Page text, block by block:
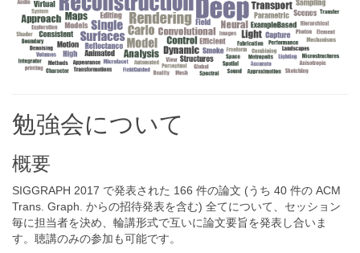
勉強会について
概要
SIGGRAPH 2017 で発表された 166 件の論文 (うち 40 件の ACM
Trans. Graph. からの招待発表を含む) 全てについて、セッション
毎に担当者を決め、輪講形式で互いに論文要旨を発表し合いま
す。聴講のみの参加も可能です。